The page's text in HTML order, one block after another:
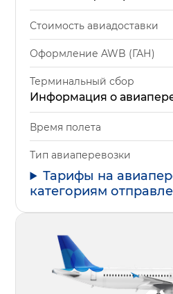
Стоимость авиадоставки
Оформление AWB (ГАН)
Терминальный сбор
Информация о
Время полета
Тип авиаперевозки
Тарифы на
категориям